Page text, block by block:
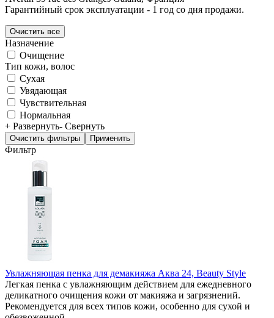
Гарантийный срок эксплуатации - 1 год со дня продажи.
Назначение
Очищение
Тип кожи, волос
Сухая
Увядающая
Чувствительная
Нормальная
+ Развернуть- Свернуть
Фильтр
Увлажняющая пенка для демакияжа Аква 24, Beauty Style
Легкая пенка с увлажняющим действием для ежедневного
деликатного очищения кожи от макияжа и загрязнений.
Рекомендуется для всех типов кожи, особенно для сухой и